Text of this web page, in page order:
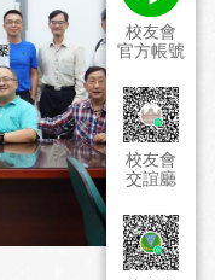
校友會
官方帳號
校友會
交誼廳